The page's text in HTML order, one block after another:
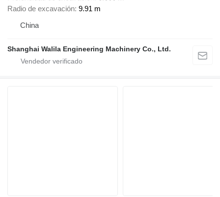
Radio de excavación 9.91 m
China
Shanghai Walila Engineering Machinery Co., Ltd.